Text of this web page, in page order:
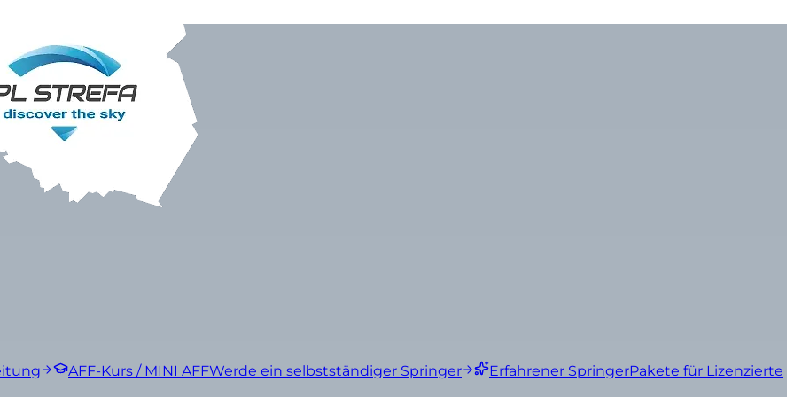
AFF-Kurs / MINI AFFWerde ein selbstständiger Springer Erfahrener SpringerPakete für Lizenzierte